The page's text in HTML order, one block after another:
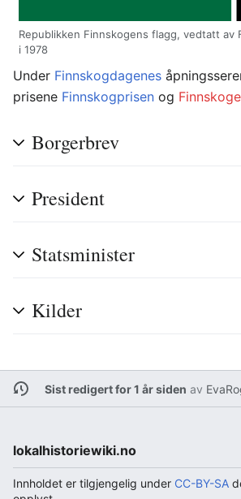
Republikken Finnskogens flagg, vedtatt av
i 1978
Under Finnskogdagenes
prisene Finnskogprisen og
Borgerbrev
President
Statsminister
Kilder
Sist redigert for 1 år siden av
lokalhistoriewiki.no
Innholdet er tilgjengelig under CC-BY-SA